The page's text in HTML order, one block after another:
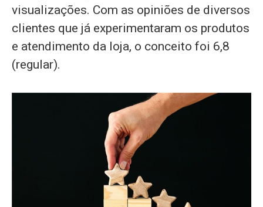
visualizações. Com as opiniões de diversos
clientes que já experimentaram os produtos
e atendimento da loja, o conceito foi 6,8
(regular).